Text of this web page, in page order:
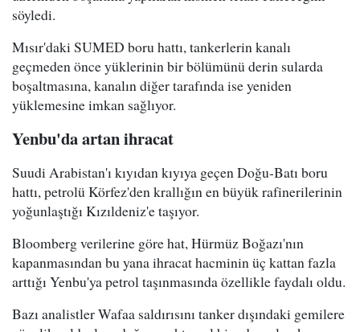
söyledi.
Mısır'daki SUMED boru hattı, tankerlerin kanalı
geçmeden önce yüklerinin bir bölümünü derin sularda
boşaltmasına, kanalın diğer tarafında ise yeniden
yüklemesine imkan sağlıyor.
Yenbu'da artan ihracat
Suudi Arabistan'ı kıyıdan kıyıya geçen Doğu-Batı boru
hattı, petrolü Körfez'den krallığın en büyük rafinerilerinin
yoğunlaştığı Kızıldeniz'e taşıyor.
Bloomberg verilerine göre hat, Hürmüz Boğazı'nın
kapanmasından bu yana ihracat hacminin üç kattan fazla
arttığı Yenbu'ya petrol taşınmasında özellikle faydalı oldu.
Bazı analistler Wafaa saldırısını tanker dışındaki gemilere